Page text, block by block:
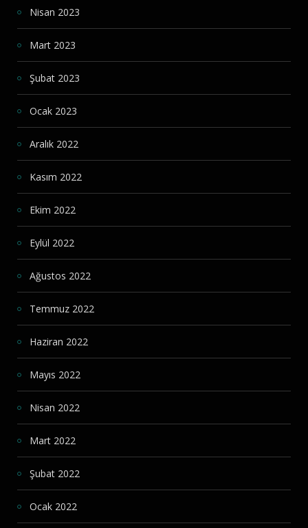
Nisan 2023
Mart 2023
Şubat 2023
Ocak 2023
Aralık 2022
Kasım 2022
Ekim 2022
Eylül 2022
Ağustos 2022
Temmuz 2022
Haziran 2022
Mayıs 2022
Nisan 2022
Mart 2022
Şubat 2022
Ocak 2022